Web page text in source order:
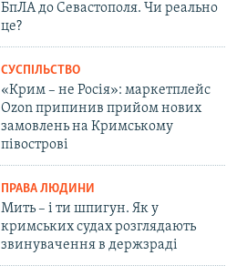
БпЛА до Севастополя. Чи реально
це?
СУСПІЛЬСТВО
«Крим – не Росія»: маркетплейс
Ozon припинив прийом нових
замовлень на Кримському
півострові
ПРАВА ЛЮДИНИ
Мить – і ти шпигун. Як у
кримських судах розглядають
звинувачення в держзраді